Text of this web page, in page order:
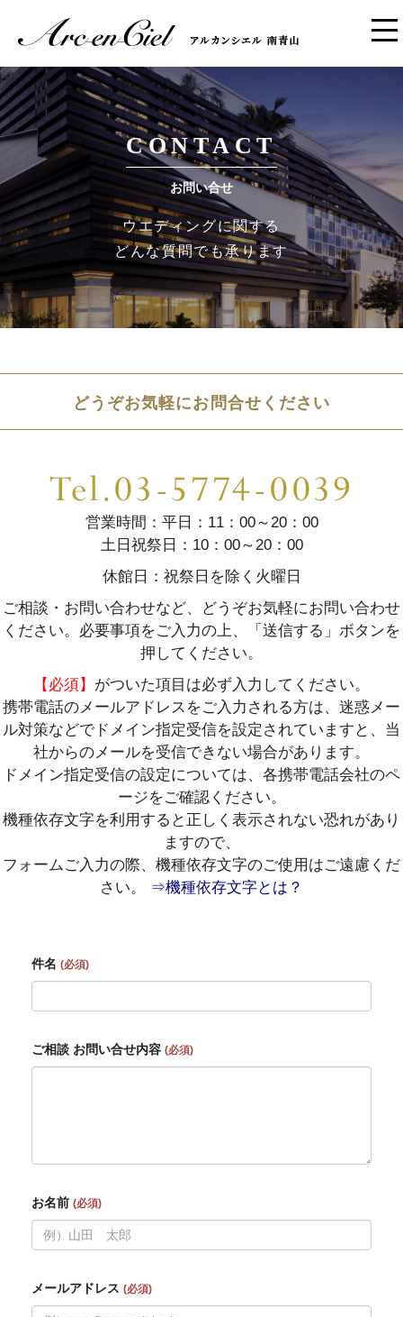
CONTACT
お問い合せ
ウエディングに関する
どんな質問でも承ります
どうぞお気軽にお問合せください
営業時間：平日：11：00～20：00
土日祝祭日：10：00～20：00
休館日：祝祭日を除く火曜日
ご相談・お問い合わせなど、どうぞお気軽にお問い合わせ
ください。必要事項をご入力の上、「送信する」ボタンを
押してください。
【必須】 がついた項目は必ず入力してください。
携帯電話のメールアドレスをご入力される方は、迷惑メー
ル対策などでドメイン指定受信を設定されていますと、当
社からのメールを受信できない場合があります。
ドメイン指定受信の設定については、各携帯電話会社のペ
ージをご確認ください。
機種依存文字を利用すると正しく表示されない恐れがあり
ますので、
フォームご入力の際、機種依存文字のご使用はご遠慮くだ
さい。
⇒機種依存文字とは？
件名 (必須)
ご相談 お問い合せ内容 (必須)
お名前 (必須)
メールアドレス (必須)